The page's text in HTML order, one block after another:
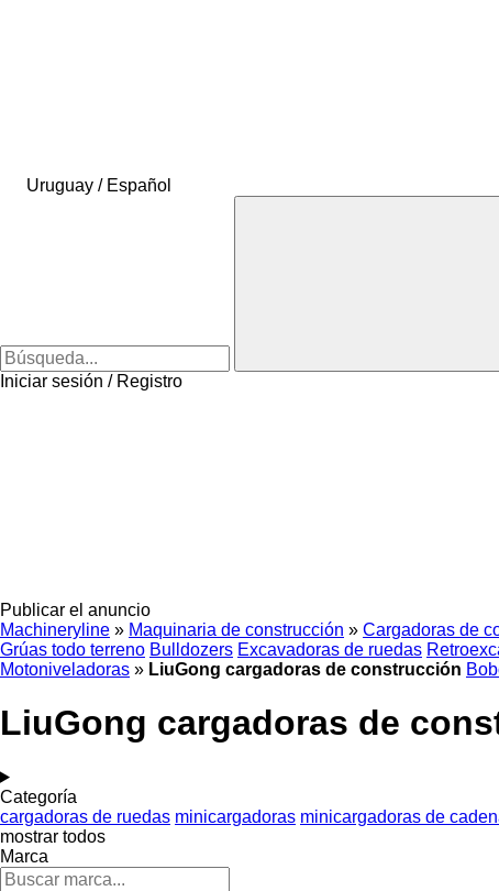
Uruguay / Español
Iniciar sesión / Registro
Publicar el anuncio
Machineryline » Maquinaria de construcción » Cargadoras de
Grúas todo terreno Bulldozers Excavadoras de ruedas
Motoniveladoras » LiuGong cargadoras de construcción
LiuGong cargadoras de
Categoría
cargadoras de ruedas minicargadoras minicargadoras de
mostrar todos
Marca